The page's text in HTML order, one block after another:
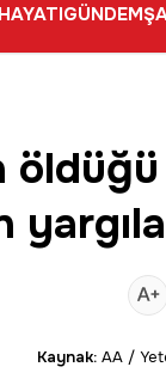
GÜNDEM
Kaynak: AA /